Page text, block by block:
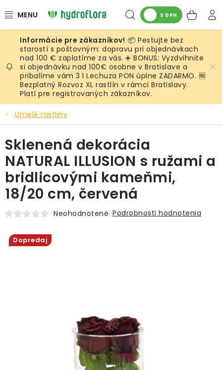
na
Hľadať
S DPH
RASTLINY
UMELÉ RASTLINY
KVETINÁČE
SUBSTRÁTY A PRÍSLUŠENSTVO
SERVIS INTERIÉROVEJ ZELENE
MACHY
ŽIVÉ STENY
MACHOVÉ STENY
📦 Pestujte bez
starostí s poštovným: dopravu pri objednávkach
nad 100 € zaplatíme za vás. ➕ BONUS: Vyzdvihnite
si objednávku nad 100€ osobne v Bratislave a
pribalíme vám 3 l Lechuza PON úplne ZADARMO. 🆓
Bezplatný Rozvoz XL rastlín v rámci Bratislavy.
Platí pre registrovaných zákazníkov.
Umelé rastliny
Sklenená dekorácia
NATURAL ILLUSION s ružami a
bridlicovými kameňmi,
18/20 cm, červená
Neohodnotené Podrobnosti hodnotenia
Dopredaj